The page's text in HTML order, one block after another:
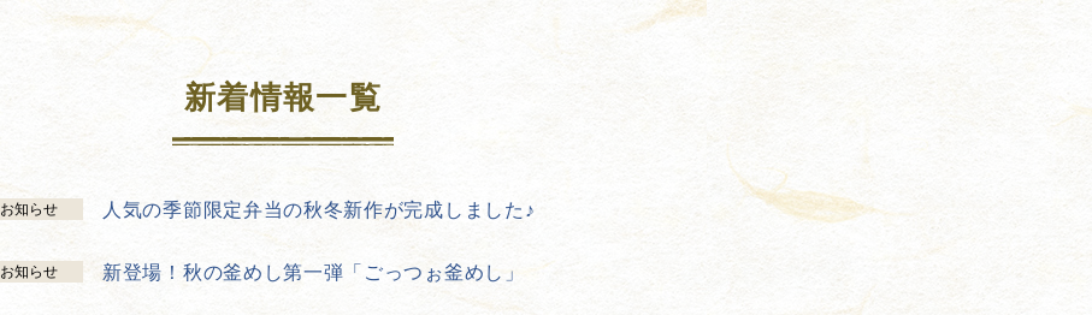
新着情報一覧
お知らせ 人気の季節限定弁当の秋冬新作が完成しました♪
お知らせ 新登場！秋の釜めし第一弾「ごっつぉ釜めし」